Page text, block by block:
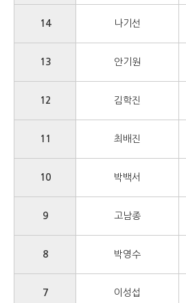
14 나기선
13 안기원
12 김학진
11 최배진
10 박백서
9 고남종
8 박영수
7 이성섭